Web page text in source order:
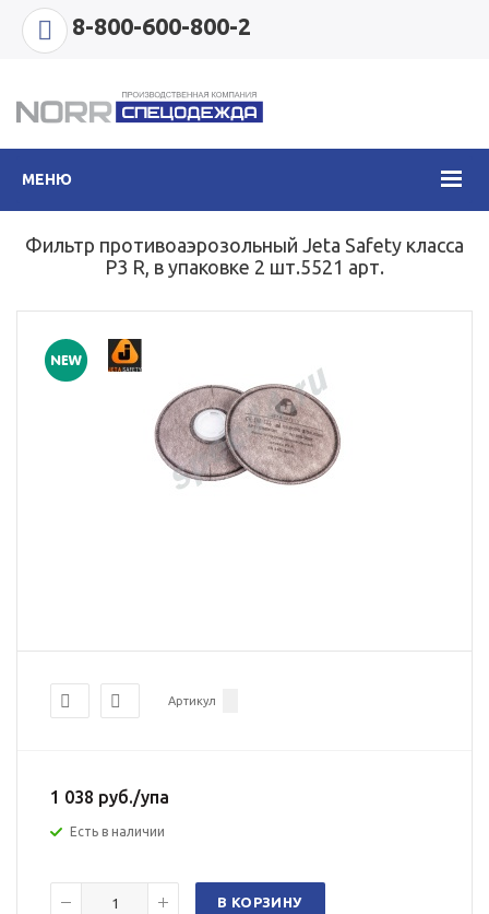
8-800-600-800-2
МЕНЮ
Фильтр противоаэрозольный Jeta Safety класса
P3 R, в упаковке 2 шт.5521 арт.
Артикул
1 038 руб./упа
Есть в наличии
В КОРЗИНУ